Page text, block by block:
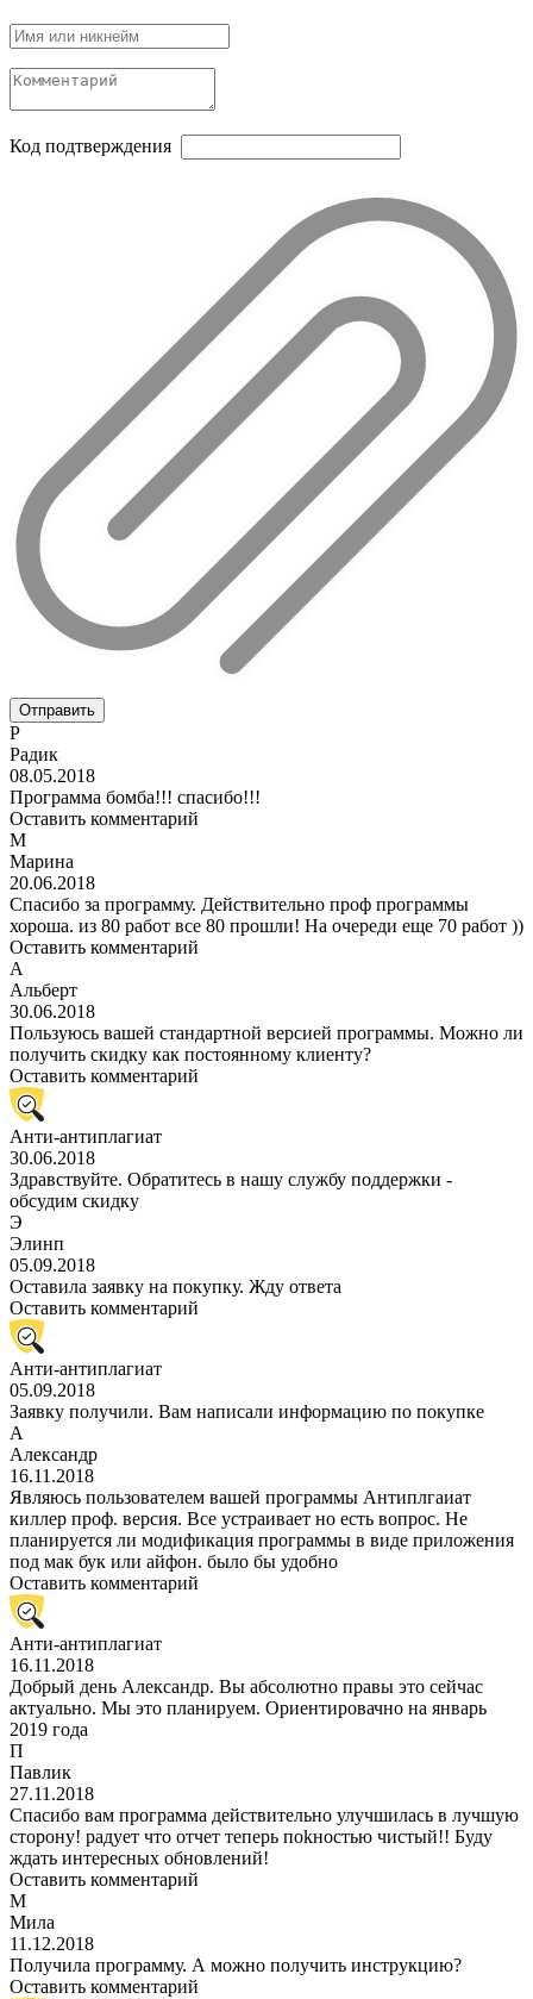
Код подтверждения
Отправить
Р
Радик
08.05.2018
Программа бомба!!! спасибо!!!
Оставить комментарий
М
Марина
20.06.2018
Спасибо за программу. Действительно проф программы
хороша. из 80 работ все 80 прошли! На очереди еще 70 работ ))
Оставить комментарий
А
Альберт
30.06.2018
Пользуюсь вашей стандартной версией программы. Можно ли
получить скидку как постоянному клиенту?
Оставить комментарий
Анти-антиплагиат
30.06.2018
Здравствуйте. Обратитесь в нашу службу поддержки -
обсудим скидку
Э
Элинп
05.09.2018
Оставила заявку на покупку. Жду ответа
Оставить комментарий
Анти-антиплагиат
05.09.2018
Заявку получили. Вам написали информацию по покупке
А
Александр
16.11.2018
Являюсь пользователем вашей программы Антиплгаиат
киллер проф. версия. Все устраивает но есть вопрос. Не
планируется ли модификация программы в виде приложения
под мак бук или айфон. было бы удобно
Оставить комментарий
Анти-антиплагиат
16.11.2018
Добрый день Александр. Вы абсолютно правы это сейчас
актуально. Мы это планируем. Ориентировачно на январь
2019 года
П
Павлик
27.11.2018
Спасибо вам программа действительно улучшилась в лучшую
сторону! радует что отчет теперь поkностью чистый!! Буду
ждать интересных обновлений!
Оставить комментарий
М
Мила
11.12.2018
Получила программу. А можно получить инструкцию?
Оставить комментарий